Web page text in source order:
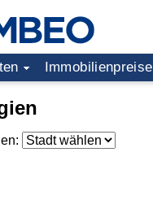
Immobilienpreise